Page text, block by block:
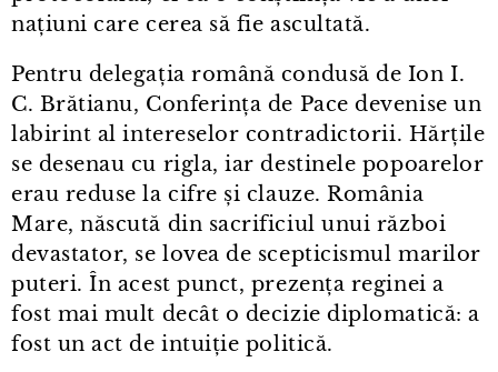
națiuni care cerea să fie ascultată.
Pentru delegația română condusă de Ion I.
C. Brătianu, Conferința de Pace devenise un
labirint al intereselor contradictorii. Hărțile
se desenau cu rigla, iar destinele popoarelor
erau reduse la cifre și clauze. România
Mare, născută din sacrificiul unui război
devastator, se lovea de scepticismul marilor
puteri. În acest punct, prezența reginei a
fost mai mult decât o decizie diplomatică: a
fost un act de intuiție politică.